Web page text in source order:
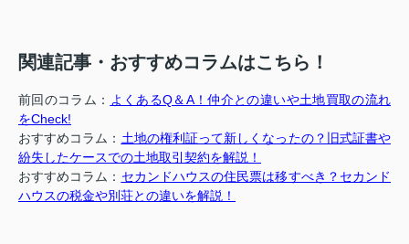
関連記事・おすすめコラムはこちら！
前回のコラム： よくあるQ＆A！仲介との違いや土地買取の流れ
をCheck!
おすすめコラム： 土地の権利証って新しくなったの？旧式証書や
紛失したケースでの土地取引契約を解説！
おすすめコラム： セカンドハウスの住民票は移すべき？セカンド
ハウスの税金や別荘との違いを解説！